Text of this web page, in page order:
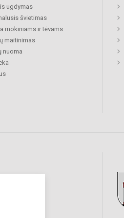
ugdymas
švietimas
mokiniams ir tėvams
maitinimas
nuoma